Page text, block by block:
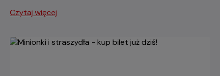
Czytaj więcej